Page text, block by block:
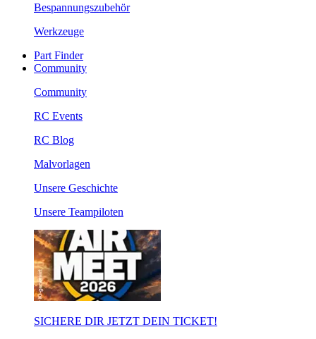
Bespannungszubehör
Werkzeuge
Part Finder
Community
Community
RC Events
RC Blog
Malvorlagen
Unsere Geschichte
Unsere Teampiloten
SICHERE DIR JETZT DEIN TICKET!